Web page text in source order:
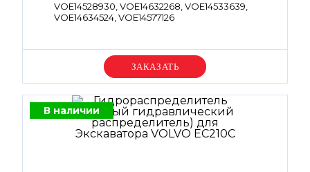
VOE14528930, VOE14632268, VOE14533639,
VOE14634524, VOE14577126
Уточняйте цену
В наличии